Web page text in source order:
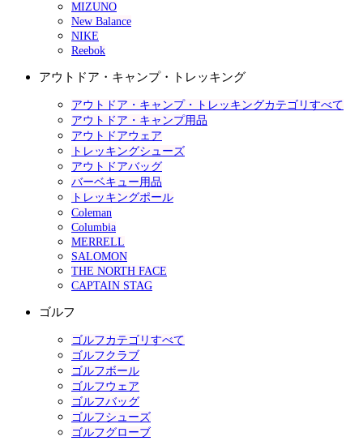
MIZUNO
New Balance
NIKE
Reebok
アウトドア・キャンプ・トレッキング
アウトドア・キャンプ・トレッキングカテゴリすべて
アウトドア・キャンプ用品
アウトドアウェア
トレッキングシューズ
アウトドアバッグ
バーベキュー用品
トレッキングポール
Coleman
Columbia
MERRELL
SALOMON
THE NORTH FACE
CAPTAIN STAG
ゴルフ
ゴルフカテゴリすべて
ゴルフクラブ
ゴルフボール
ゴルフウェア
ゴルフバッグ
ゴルフシューズ
ゴルフグローブ